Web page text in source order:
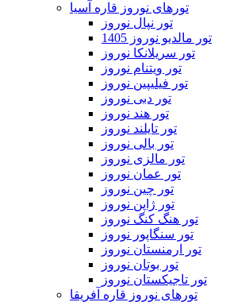
تورهای نوروز قاره آسیا
تور نپال نوروز
تور مالدیو نوروز 1405
تور سریلانکا نوروز
تور ویتنام نوروز
تور فیلیپین نوروز
تور دبی نوروز
تور هند نوروز
تور تایلند نوروز
تور بالی نوروز
تور مالزی نوروز
تور عمان نوروز
تور چین نوروز
تور ژاپن نوروز
تور هنگ کنگ نوروز
تور سنگاپور نوروز
تور ارمنستان نوروز
تور بوتان نوروز
تور تاجیکستان نوروز
تورهای نوروز قاره آفریقا